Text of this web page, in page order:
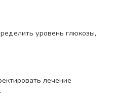
уровень глюкозы,
лечение